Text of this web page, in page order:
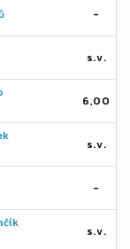
-
s.v.
6,00
s.v.
-
s.v.